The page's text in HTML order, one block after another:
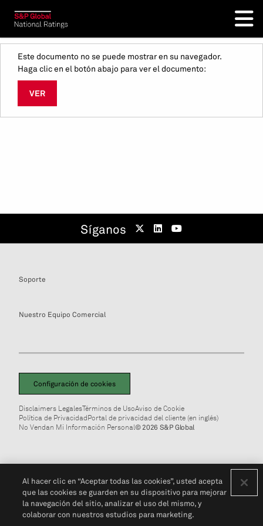
Este documento no se puede mostrar en su navegador.
Haga clic en el botón abajo para ver el documento:
VER
Síganos
Soporte
Nuestro Equipo Comercial
Configuración de cookies
Disclaimers LegalesTérminos de UsoAviso de Cookie
Política de PrivacidadPortal de privacidad del cliente (en inglés)
No Vendan Mi Información Personal© 2026 S&P Global
Al hacer clic en “Aceptar todas las cookies”, usted acepta
que las cookies se guarden en su dispositivo para mejorar
la navegación del sitio, analizar el uso del mismo, y
colaborar con nuestros estudios para marketing.